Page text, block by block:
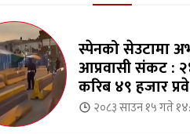
स्पेनको सेउटामा
आप्रवासी संकट :
करिब ४९ हजार
२०८३ साउन १५ गते